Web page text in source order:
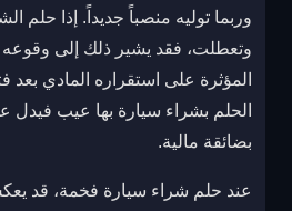
وربما توليه منصباً جديداً. إذا حلم
وتعطلت، فقد يشير ذلك إلى
المؤثرة على استقراره المادي بعد
الحلم بشراء سيارة بها عيب
بضائقة مالية.
عند حلم شراء سيارة فخمة، قد